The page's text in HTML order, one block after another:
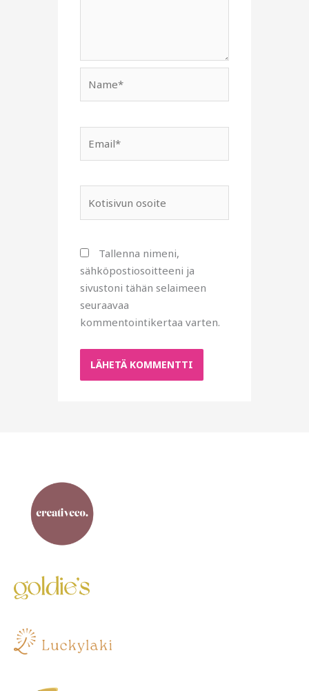
osoite
Tallenna nimeni,
sähköpostiosoitteeni ja
sivustoni tähän selaimeen
seuraavaa
kommentointikertaa varten.